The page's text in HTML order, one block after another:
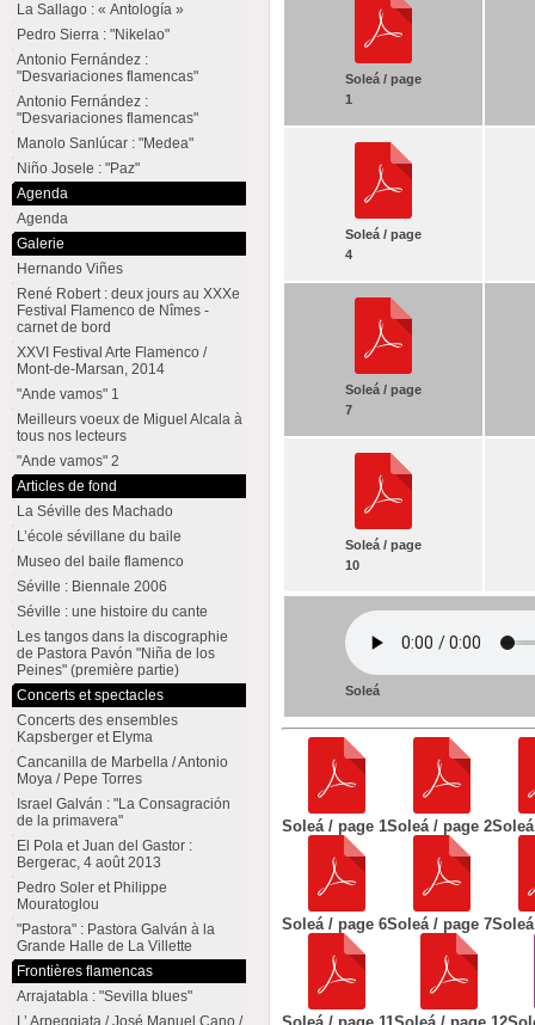
Soleá / page
1
Soleá / page
4
Soleá / page
7
Soleá / page
10
Soleá
Soleá / page 1Soleá / page 2
Soleá / page 6Soleá / page 7
La Sallago : « Antología »
Pedro Sierra : "Nikelao"
Antonio Fernández :
"Desvariaciones flamencas"
Antonio Fernández :
"Desvariaciones flamencas"
Manolo Sanlúcar : "Medea"
Niño Josele : "Paz"
Agenda
Agenda
Galerie
Hernando Viñes
René Robert : deux jours au XXXe
Festival Flamenco de Nîmes -
carnet de bord
XXVI Festival Arte Flamenco /
Mont-de-Marsan, 2014
"Ande vamos" 1
Meilleurs voeux de Miguel Alcala à
tous nos lecteurs
"Ande vamos" 2
Articles de fond
La Séville des Machado
L’école sévillane du baile
Museo del baile flamenco
Séville : Biennale 2006
Séville : une histoire du cante
Les tangos dans la discographie
de Pastora Pavón "Niña de los
Peines" (première partie)
Concerts et spectacles
Concerts des ensembles
Kapsberger et Elyma
Cancanilla de Marbella / Antonio
Moya / Pepe Torres
Israel Galván : "La Consagración
de la primavera"
El Pola et Juan del Gastor :
Bergerac, 4 août 2013
Pedro Soler et Philippe
Mouratoglou
"Pastora" : Pastora Galván à la
Grande Halle de La Villette
Frontières flamencas
Arrajatabla : "Sevilla blues"
L’ Arpeggiata / José Manuel Cano /